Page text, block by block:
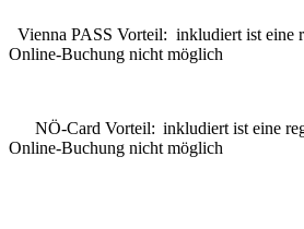
Vienna PASS Vorteil: inkludiert ist eine
Online-Buchung nicht möglich
NÖ-Card Vorteil: inkludiert ist eine
Online-Buchung nicht möglich